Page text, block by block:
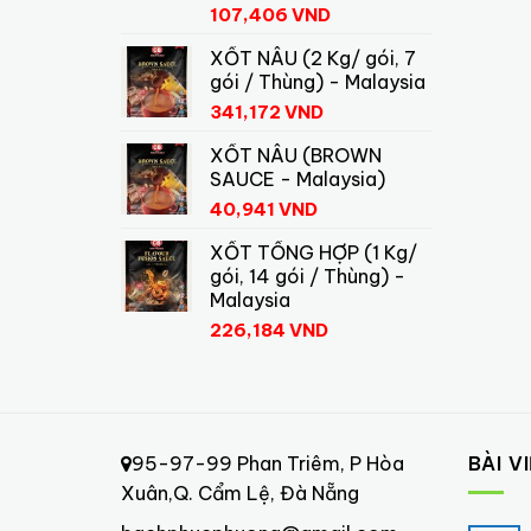
107,406 VND
XỐT NÂU (2 Kg/ gói, 7
gói / Thùng) - Malaysia
341,172 VND
XỐT NÂU (BROWN
SAUCE - Malaysia)
40,941 VND
XỐT TỔNG HỢP (1 Kg/
gói, 14 gói / Thùng) -
Malaysia
226,184 VND
95-97-99 Phan Triêm, P Hòa
Xuân,Q. Cẩm Lệ, Đà Nẵng
BÀI